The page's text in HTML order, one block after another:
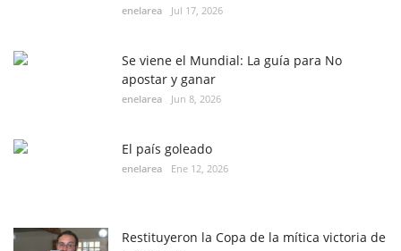
enelarea Jul 17, 2026
Se viene el Mundial: La guía para No
apostar y ganar
enelarea Jun 8, 2026
El país goleado
enelarea Ene 12, 2026
Restituyeron la Copa de la mítica victoria de